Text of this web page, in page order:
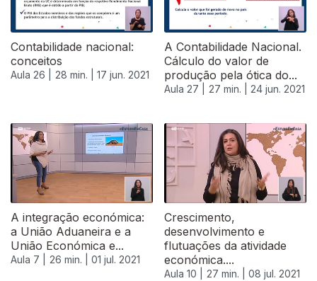
Contabilidade nacional:
conceitos
Aula 26 | 28 min. | 17 jun. 2021
A Contabilidade Nacional.
Cálculo do valor de
produção pela ótica do...
Aula 27 | 27 min. | 24 jun. 2021
A integração económica:
a União Aduaneira e a
União Económica e...
Aula 7 | 26 min. | 01 jul. 2021
Crescimento,
desenvolvimento e
flutuações da atividade
económica....
Aula 10 | 27 min. | 08 jul. 2021
556122